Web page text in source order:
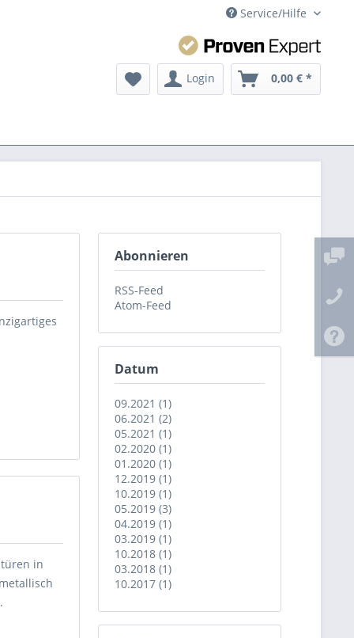
Service/Hilfe
Login 0,00 € *
Abonnieren
RSS-Feed
Atom-Feed
Datum
09.2021 (1)
06.2021 (2)
05.2021 (1)
02.2020 (1)
01.2020 (1)
12.2019 (1)
10.2019 (1)
05.2019 (3)
04.2019 (1)
03.2019 (1)
10.2018 (1)
03.2018 (1)
10.2017 (1)
in